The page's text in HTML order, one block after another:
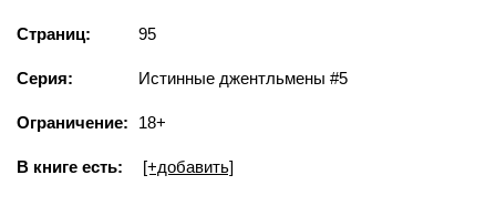
Страниц: 95
Серия: Истинные джентльмены #5
Ограничение: 18+
В книге есть: [+добавить]